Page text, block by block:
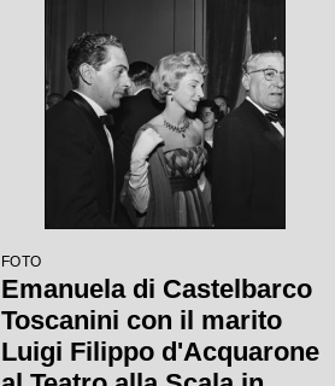
FOTO
Emanuela di Castelbarco
Toscanini con il marito
Luigi Filippo d'Acquarone